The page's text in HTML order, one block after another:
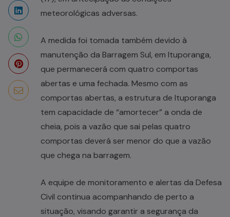
meteorológicas adversas.
A medida foi tomada também devido à
manutenção da Barragem Sul, em Ituporanga,
que permanecerá com quatro comportas
abertas e uma fechada. Mesmo com as
comportas abertas, a estrutura de Ituporanga
tem capacidade de “amortecer” a onda de
cheia, pois a vazão que sai pelas quatro
comportas deverá ser menor do que a vazão
que chega na barragem.
A equipe de monitoramento e alertas da Defesa
Civil continua acompanhando de perto a
situação, visando garantir a segurança da